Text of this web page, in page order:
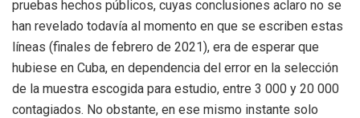
pruebas hechos públicos, cuyas conclusiones aclaro no se
han revelado todavía al momento en que se escriben estas
líneas (finales de febrero de 2021), era de esperar que
hubiese en Cuba, en dependencia del error en la selección
de la muestra escogida para estudio, entre 3 000 y 20 000
contagiados. No obstante, en ese mismo instante solo